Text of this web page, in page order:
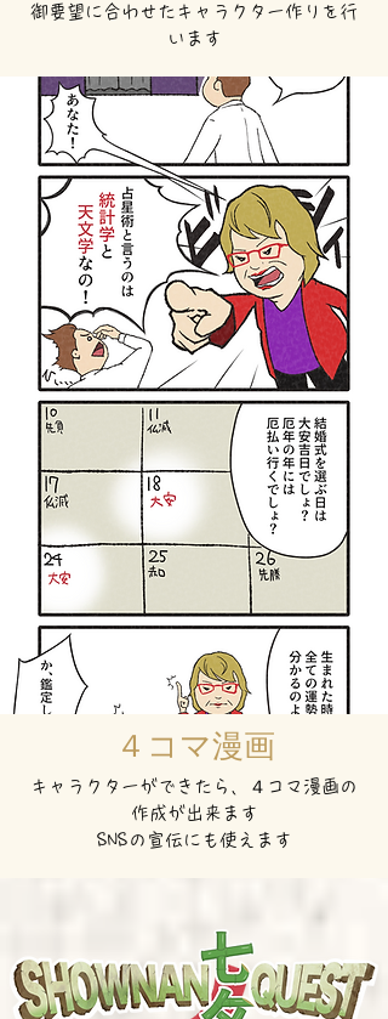
御要望に合わせたキャラクター作りを行
います
４コマ漫画
キャラクターができたら、４コマ漫画の
作成が出来ます
​SNSの宣伝にも使えます